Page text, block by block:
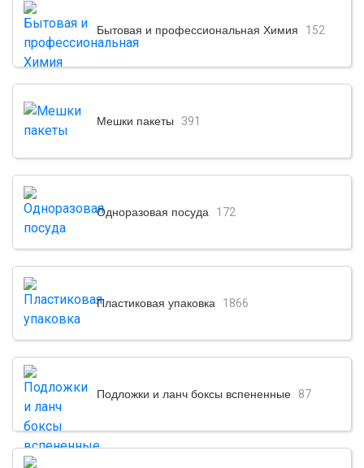
Бытовая и профессиональная Химия 152
Мешки пакеты 391
Одноразовая посуда 172
Пластиковая упаковка 1866
Подложки и ланч боксы вспененные 87